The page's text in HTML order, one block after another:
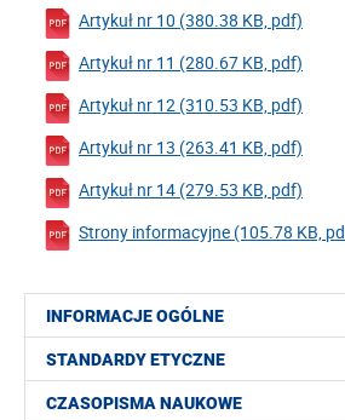
INFORMACJE OGÓLNE
STANDARDY ETYCZNE
CZASOPISMA NAUKOWE
Artykuł nr 10 (380.38 KB, pdf)
Artykuł nr 11 (280.67 KB, pdf)
Artykuł nr 12 (310.53 KB, pdf)
Artykuł nr 13 (263.41 KB, pdf)
Artykuł nr 14 (279.53 KB, pdf)
Strony informacyjne (105.78 KB,